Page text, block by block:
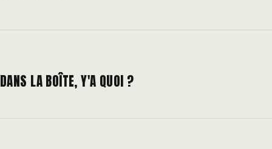
DANS LA BOÎTE, Y'A QUOI ?